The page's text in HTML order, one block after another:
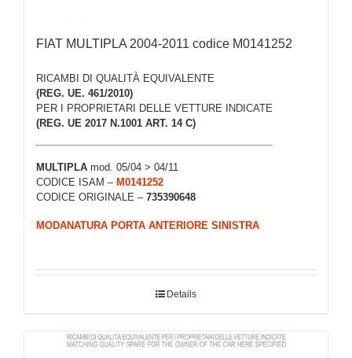
FIAT MULTIPLA 2004-2011 codice M0141252
RICAMBI DI QUALITÀ EQUIVALENTE
(REG. UE. 461/2010)
PER I PROPRIETARI DELLE VETTURE INDICATE
(REG. UE 2017 N.1001 ART. 14 C)
MULTIPLA mod. 05/04 > 04/11
CODICE ISAM – M0141252
CODICE ORIGINALE – 735390648
MODANATURA PORTA ANTERIORE SINISTRA
Details